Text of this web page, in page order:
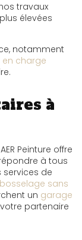
travaux
élevées
notamment
en charge
à
Peinture offre
à tous
de
sans
un garage
partenaire